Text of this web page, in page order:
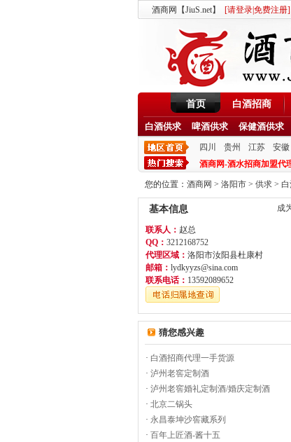
酒商网【JiuS.net】 [请登录免费注册]
首页 白酒招商
白酒供求 啤酒供求 保健酒供求
四川 贵州 江苏 安徽
酒商网-酒水招商加盟代
您的位置： 酒商网 > 洛阳市 > 供求 >
成
基本信息
联系人： 赵总
QQ： 3212168752
代理区域： 洛阳市汝阳县杜康村
邮箱： lydkyyzs@sina.com
联系电话： 13592089652
猜您感兴趣
· 白酒招商代理一手货源
· 泸州老窖定制酒
· 泸州老窖婚礼定制酒/婚庆定制酒
· 北京二锅头
· 永昌泰坤沙窖藏系列
· 百年上匠酒-酱十五